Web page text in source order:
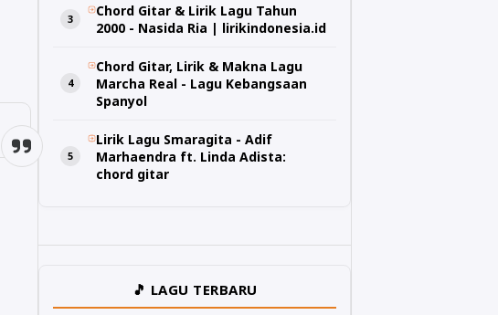
Chord Gitar & Lirik Lagu Tahun
2000 - Nasida Ria | lirikindonesia.id
Chord Gitar, Lirik & Makna Lagu
Marcha Real - Lagu Kebangsaan
Spanyol
Lirik Lagu Smaragita - Adif
Marhaendra ft. Linda Adista:
chord gitar
🎵 LAGU TERBARU